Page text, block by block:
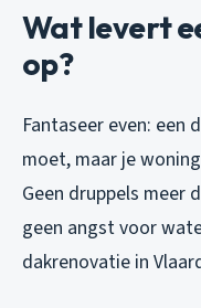
Wat levert
op?
Fantaseer even:
moet, maar je
Geen druppels meer
geen angst voor
dakrenovatie in